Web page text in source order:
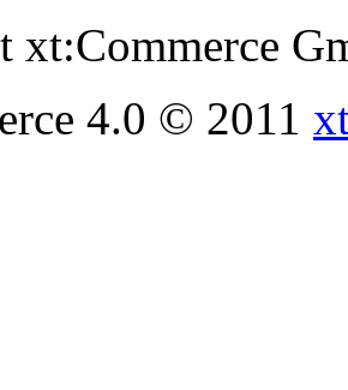
xt:Commerce
4.0 © 2011